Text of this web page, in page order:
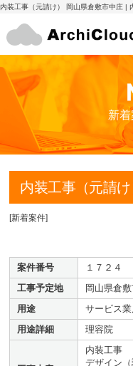
内装工事（元請け） 岡山県倉敷市中庄 |
新
内装工事（元請
[新着案件]
案件番号
１７２４
工事予定地
岡山県倉
用途
サービス
用途詳細
理容院
内装工事
デザイン（